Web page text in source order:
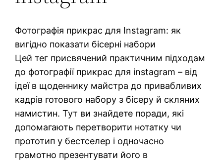
Фотографія прикрас для Instagram: як
вигідно показати бісерні набори
Цей тег присвячений практичним підходам
до фотографії прикрас для instagram – від
ідеї в щоденнику майстра до привабливих
кадрів готового набору з бісеру й скляних
намистин. Тут ви знайдете поради, які
допомагають перетворити нотатку чи
прототип у бестселер і одночасно
грамотно презентувати його в